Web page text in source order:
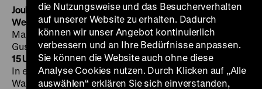
Joulutarina Wunder einer Winternacht – Die
WeihnachtsgeschichteFIN 2007, R: Juha Wuolijoki, B:
Marko Leino, D: Hannu-Pekka Björkman, Otto
Gustavsson, Kari Väänänen, 77' ·DVD, DF SO 11.12. um
15 Uhr
Verfilmung einer finnischen Weihnachtslegende:
In einem kleinen Dorf in Lappland lebt der kleine
Waisenjunge Nikolas. Die Dorfbewohner haben
die Nutzungsweise und das Besucherverhalten
auf unserer Website zu erhalten. Dadurch
können wir unser Angebot kontinuierlich
verbessern und an Ihre Bedürfnisse anpassen.
Sie können die Website auch ohne diese
Analyse Cookies nutzen. Durch Klicken auf „Alle
auswählen“ erklären Sie sich einverstanden,